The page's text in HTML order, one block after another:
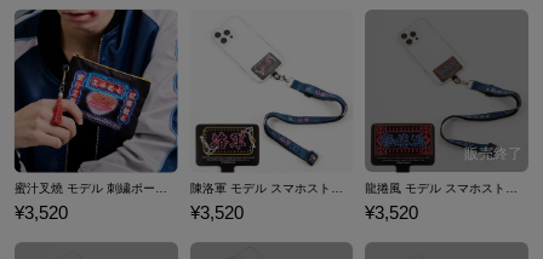
蜜汁叉燒 モデル 刺繍ポーチ トワイライト・ウォリアーズ 決戦！九龍城砦
¥3,520
陳洛軍 モデル スマホストラップ＆フォンタブ トワイライト・ウォリアーズ 決戦！九龍城砦
¥3,520
龍捲風 モデル スマホストラップ＆フォンタブ トワイライト・ウォリアーズ 決戦！九龍城砦
¥3,520